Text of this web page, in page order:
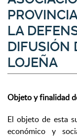
LA
DIFUSIÓN
LOJEÑA
Objeto y finalidad
El objeto de esta
económico y